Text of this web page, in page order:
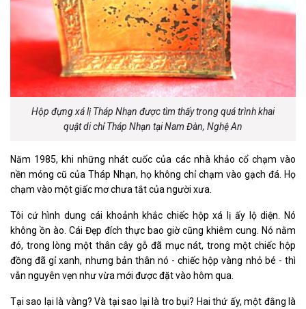
Hộp đựng xá lị Tháp Nhạn được tìm thấy trong quá trình khai
quật di chỉ Tháp Nhạn tại Nam Đàn, Nghệ An
Năm 1985, khi những nhát cuốc của các nhà khảo cổ chạm vào
nền móng cũ của Tháp Nhạn, họ không chỉ chạm vào gạch đá. Họ
chạm vào một giấc mơ chưa tắt của người xưa.
Tôi cứ hình dung cái khoảnh khắc chiếc hộp xá lị ấy lộ diện. Nó
không ồn ào. Cái Đẹp đích thực bao giờ cũng khiêm cung. Nó nằm
đó, trong lòng một thân cây gỗ đã mục nát, trong một chiếc hộp
đồng đã gỉ xanh, nhưng bản thân nó - chiếc hộp vàng nhỏ bé - thì
vẫn nguyên vẹn như vừa mới được đặt vào hôm qua.
Tại sao lại là vàng? Và tại sao lại là tro bụi? Hai thứ ấy, một đằng là